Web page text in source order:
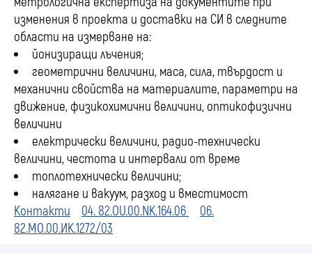
изменения в проекта и доставки на СИ в следните
области на измерване на:
йонизиращи лъчения;
геометрични величини, маса, сила, твърдост и
механични свойства на материалите, параметри на
движение, физикохимични величини, оптикофизични
величини
електрически величини, радио-технически
величини, честота и интервали от време
топлотехнически величини;
налягане и вакуум, разход и вместимост
Контакти
04. 82.OU.00.NK.164.06
06.
82.MO.00.ИК.1272/03